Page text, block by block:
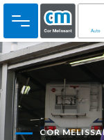
Door
naar
de
hoofd
inhoud
Spring
naar
de
eerste
sidebar
Spring
naar
de
voettekst
COR